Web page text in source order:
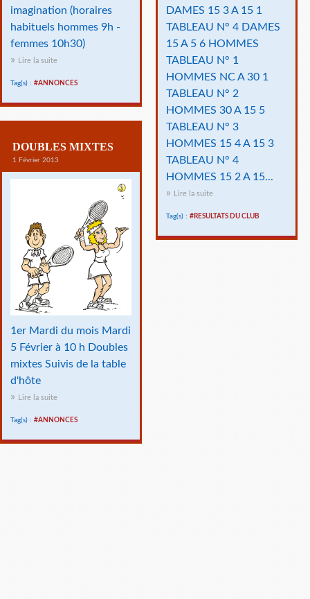
imagination (horaires
habituels hommes 9h -
femmes 10h30)
Lire la suite
Tag(s) : #ANNONCES
DAMES 15 3 A 15 1
TABLEAU N° 4 DAMES
15 A 5 6 HOMMES
TABLEAU N° 1
HOMMES NC A 30 1
TABLEAU N° 2
HOMMES 30 A 15 5
TABLEAU N° 3
HOMMES 15 4 A 15 3
TABLEAU N° 4
HOMMES 15 2 A 15...
Lire la suite
Tag(s) : #RESULTATS DU CLUB
DOUBLES MIXTES
1 Février 2013
1er Mardi du mois Mardi
5 Février à 10 h Doubles
mixtes Suivis de la table
d'hôte
Lire la suite
Tag(s) : #ANNONCES